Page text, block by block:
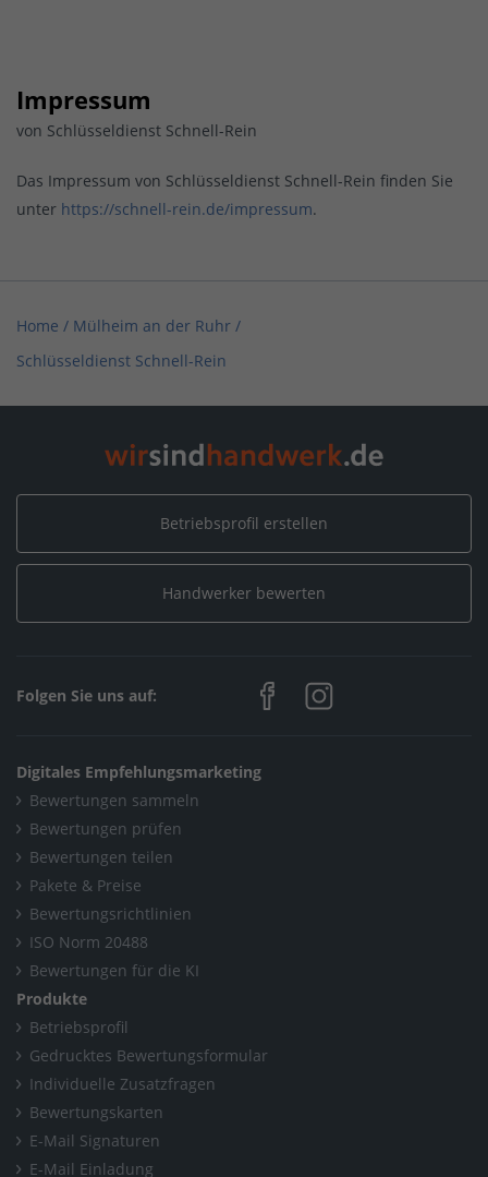
Impressum
von Schlüsseldienst Schnell-Rein
Das Impressum von Schlüsseldienst Schnell-Rein finden Sie
unter https://schnell-rein.de/impressum.
Home / Mülheim an der Ruhr /
Schlüsseldienst Schnell-Rein
Betriebsprofil erstellen
Handwerker bewerten
Folgen Sie uns auf:
Digitales Empfehlungsmarketing
Bewertungen sammeln
Bewertungen prüfen
Bewertungen teilen
Pakete & Preise
Bewertungsrichtlinien
ISO Norm 20488
Bewertungen für die KI
Produkte
Betriebsprofil
Gedrucktes Bewertungsformular
Individuelle Zusatzfragen
Bewertungskarten
E-Mail Signaturen
E-Mail Einladung